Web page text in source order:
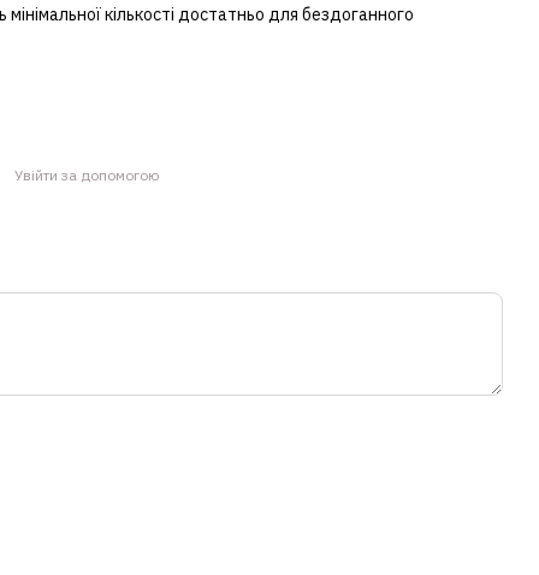
кількості достатньо для бездоганного
Увійти за допомогою